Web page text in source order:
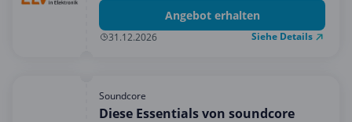
Angebot erhalten
31.12.2026 Siehe Details
Soundcore
Diese Essentials von soundcore